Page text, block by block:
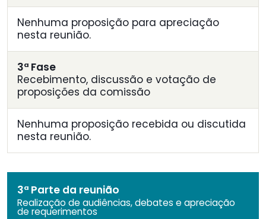
Nenhuma proposição para apreciação
nesta reunião.
3ª Fase
Recebimento, discussão e votação de
proposições da comissão
Nenhuma proposição recebida ou discutida
nesta reunião.
3ª Parte da reunião
Realização de audiências, debates e apreciação
de requerimentos